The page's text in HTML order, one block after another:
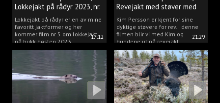
17:12
Lokkejakt på rådyr 2023, nr.
5Lokkejakt på rådyr er en av mine
favoritt jaktformer og her
kommer film nr 5 om lokkejakt
på bukk høsten 2023.
21:29
Revejakt med støver med
Kim Persson
Kim Persson er kjent for sine
dyktige støvere for rev. I denne
filmen blir vi med Kim og
hundene ut på revejakt.